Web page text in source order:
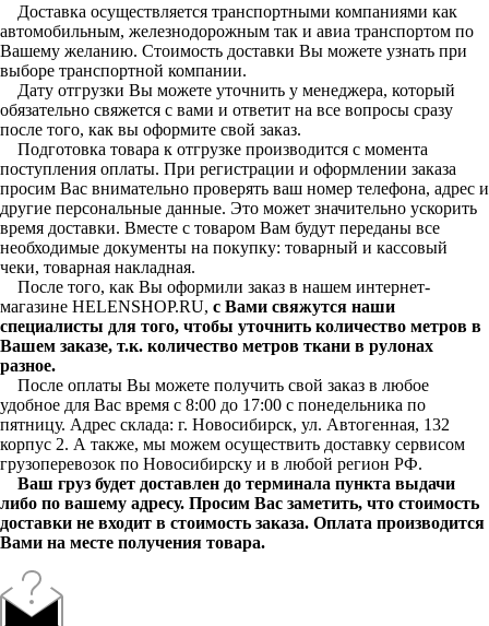
Доставка осуществляется транспортными компаниями как
автомобильным, железнодорожным так и авиа транспортом по
Вашему желанию. Стоимость доставки Вы можете узнать при
выборе транспортной компании.
Дату отгрузки Вы можете уточнить у менеджера, который
обязательно свяжется с вами и ответит на все вопросы сразу
после того, как вы оформите свой заказ.
Подготовка товара к отгрузке производится с момента
поступления оплаты. При регистрации и оформлении заказа
просим Вас внимательно проверять ваш номер телефона, адрес и
другие персональные данные. Это может значительно ускорить
время доставки. Вместе с товаром Вам будут переданы все
необходимые документы на покупку: товарный и кассовый
чеки, товарная накладная.
После того, как Вы оформили заказ в нашем интернет-
магазине HELENSHOP.RU, с Вами свяжутся наши
специалисты для того, чтобы уточнить количество метров в
Вашем заказе, т.к. количество метров ткани в рулонах
разное.
После оплаты Вы можете получить свой заказ в любое
удобное для Вас время с 8:00 до 17:00 с понедельника по
пятницу. Адрес склада: г. Новосибирск, ул. Автогенная, 132
корпус 2. А также, мы можем осуществить доставку сервисом
грузоперевозок по Новосибирску и в любой регион РФ.
Ваш груз будет доставлен до терминала пункта выдачи
либо по вашему адресу. Просим Вас заметить, что стоимость
доставки не входит в стоимость заказа. Оплата производится
Вами на месте получения товара.